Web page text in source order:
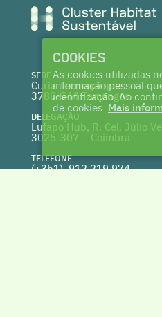
SEDE
Curia Tecnoparque
3780-544 Tamengos
DELEGAÇÃO
Lufapo Hub, R. Cel. Júlio
3025-307 – Coimbra
TELEFONE
(+351) 912 219 974
COOKIES
As cookies utilizadas
informação pessoal
identificação. Ao
de cookies. Mais